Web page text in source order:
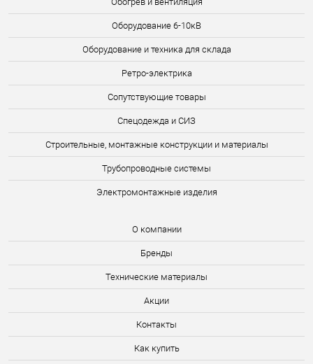
Оборудование 6-10кВ
Оборудование и техника для склада
Ретро-электрика
Сопутствующие товары
Спецодежда и СИЗ
Строительные, монтажные конструкции и материалы
Трубопроводные системы
Электромонтажные изделия
О компании
Бренды
Технические материалы
Акции
Контакты
Как купить